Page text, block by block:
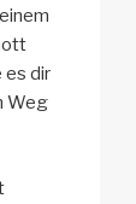
es dir
Weg